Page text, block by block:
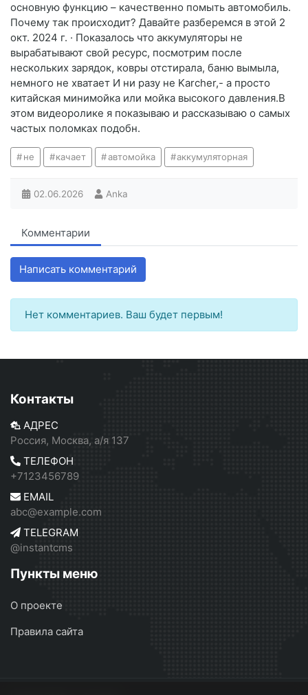
основную функцию – качественно помыть автомобиль.
Почему так происходит? Давайте разберемся в этой 2
окт. 2024 г. · Показалось что аккумуляторы не
вырабатывают свой ресурс, посмотрим после
нескольких зарядок, ковры отстирала, баню вымыла,
немного не хватает И ни разу не Karcher,- а просто
китайская минимойка или мойка высокого давления.В
этом видеоролике я показываю и рассказываю о самых
частых поломках подобн.
не качает автомойка аккумуляторная
02.06.2026 Anka
Комментарии
Написать комментарий
Нет комментариев. Ваш будет первым!
Контакты
АДРЕС
Россия, Москва, а/я 137
ТЕЛЕФОН
+7123456789
EMAIL
abc@example.com
TELEGRAM
@instantcms
Пункты меню
О проекте
Правила сайта